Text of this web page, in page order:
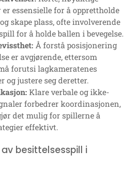
essensielle for å opprettholde
skape plass, ofte involverende
for å holde ballen i bevegelse.
Å forstå posisjonering
er avgjørende, ettersom
forutsi lagkameratenes
og justere seg deretter.
Klare verbale og ikke-
forbedrer koordinasjonen,
det mulig for spillerne å
effektivt.
besittelsesspill i